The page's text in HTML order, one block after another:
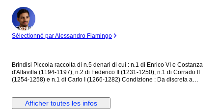
Expert
Sélectionné par Alessandro Fiamingo
Brindisi Piccola raccolta di n.5 denari di cui : n.1 di Enrico VI e Costanza
d'Altavilla (1194-1197), n.2 di Federico II (1231-1250), n.1 di Corrado II
(1254-1258) e n.1 di Carlo I (1266-1282) Condizione : Da discreta a
Afficher toutes les infos